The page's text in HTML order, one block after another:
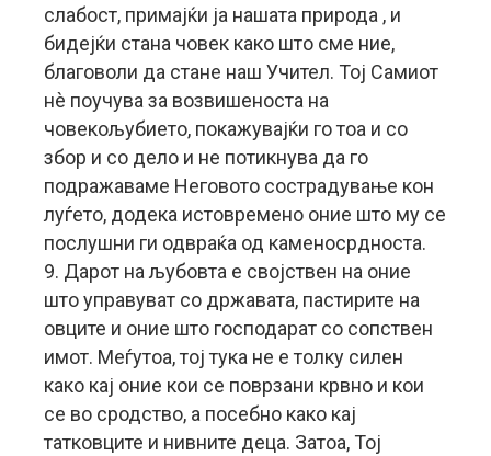
слабост, примајќи ја нашата природа , и
бидејќи стана човек како што сме ние,
благоволи да стане наш Учител. Тој Самиот
нè поучува за возвишеноста на
човекољубието, покажувајќи го тоа и со
збор и со дело и не потикнува да го
подражаваме Неговото сострадување кон
луѓето, додека истовремено оние што му се
послушни ги одвраќа од каменосрдноста.
9. Дарот на љубовта е својствен на оние
што управуват со државата, пастирите на
овците и оние што господарат со сопствен
имот. Меѓутоа, тој тука не е толку силен
како кај оние кои се поврзани крвно и кои
се во сродство, а посебно како кај
татковците и нивните деца. Затоа, Тој